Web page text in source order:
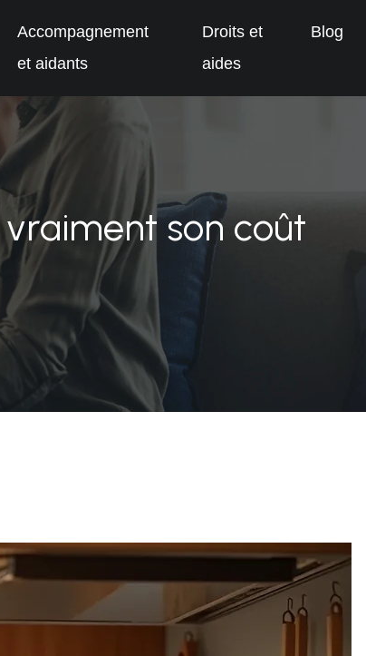
Accompagnement
et aidants
Droits et
aides
Blog
son coût